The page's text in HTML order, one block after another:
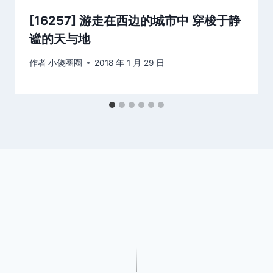
[16257] 游走在西边的城市中 穿梭于静
谧的天与地
作者小傻圈圈 2018 年 1 月 29 日